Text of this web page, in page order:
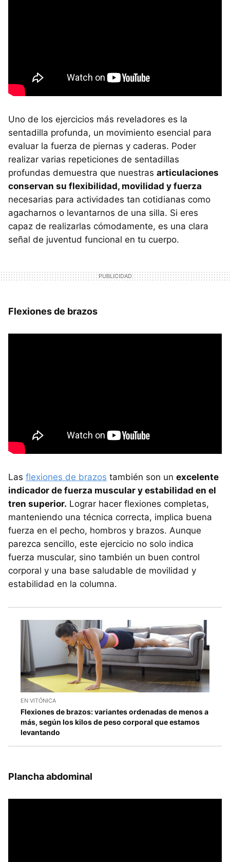
Uno de los ejercicios más reveladores es la
sentadilla profunda, un movimiento esencial para
evaluar la fuerza de piernas y caderas. Poder
realizar varias repeticiones de sentadillas
profundas demuestra que nuestras articulaciones
conservan su flexibilidad, movilidad y fuerza
necesarias para actividades tan cotidianas como
agacharnos o levantarnos de una silla. Si eres
capaz de realizarlas cómodamente, es una clara
señal de juventud funcional en tu cuerpo.
Flexiones de brazos
Las flexiones de brazos también son un excelente
indicador de fuerza muscular y estabilidad en el
tren superior. Lograr hacer flexiones completas,
manteniendo una técnica correcta, implica buena
fuerza en el pecho, hombros y brazos. Aunque
parezca sencillo, este ejercicio no solo indica
fuerza muscular, sino también un buen control
corporal y una base saludable de movilidad y
estabilidad en la columna.
EN VITÓNICA
Flexiones de brazos: variantes ordenadas de menos a
más, según los kilos de peso corporal que estamos
levantando
Plancha abdominal